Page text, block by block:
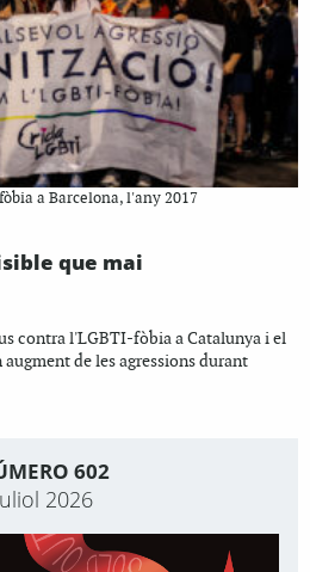
a Barcelona, l'any 2017
que mai
contra l'LGBTI-fòbia a Catalunya i el
de les agressions durant
602
2026